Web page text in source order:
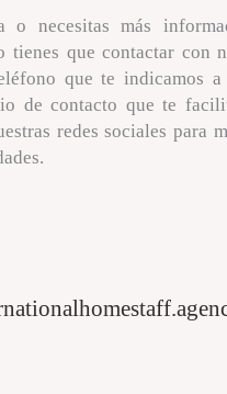
o necesitas más
tienes que contactar con
que te indicamos
de contacto que te
redes sociales para